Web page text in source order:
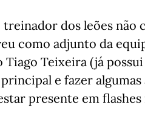
treinador dos leões não
como adjunto da
Tiago Teixeira (já
e fazer
presente em